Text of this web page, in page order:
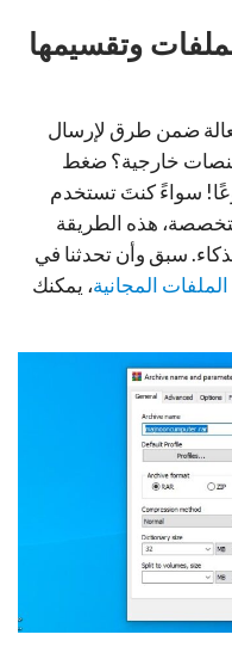
وتقسيمها
ضمن طرق لإرسال
منصات خارجية؟ ضغط
سواءً كنتَ تستخدم
هذه الطريقة
سبق وأن تحدثنا في
المجانية، يمكنك